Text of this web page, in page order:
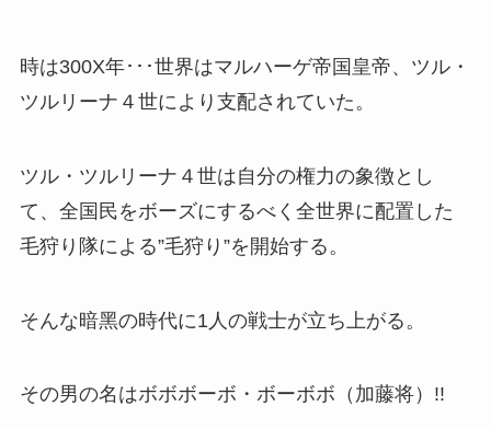
時は300X年･･･世界はマルハーゲ帝国皇帝、ツル・
ツルリーナ４世により支配されていた。
ツル・ツルリーナ４世は自分の権力の象徴とし
て、全国民をボーズにするべく全世界に配置した
毛狩り隊による”毛狩り”を開始する。
そんな暗黑の時代に1人の戦士が立ち上がる。
その男の名はボボボーボ・ボーボボ（加藤将）!!